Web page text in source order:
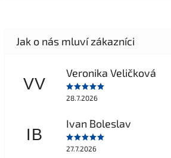
VV
Veronika Veličková
28.7.2026
IB
Ivan Boleslav
27.7.2026